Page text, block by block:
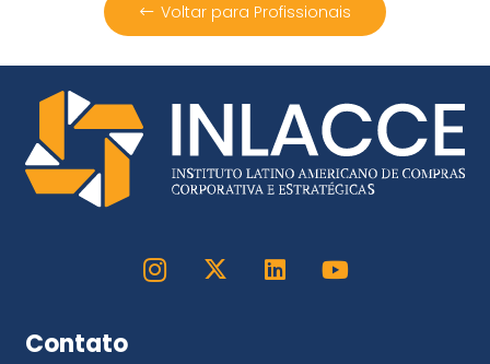
Voltar para Profissionais
Contato